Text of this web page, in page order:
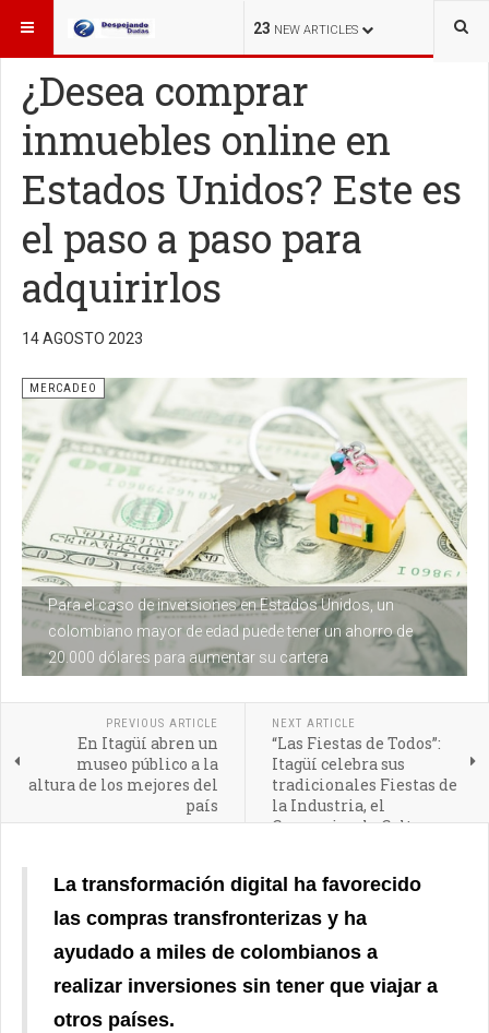
23 NEW ARTICLES
ESTÁ AQUÍ: MERCADEO
¿Desea comprar
inmuebles online en
Estados Unidos? Este es
el paso a paso para
adquirirlos
14 AGOSTO 2023
Para el caso de inversiones en Estados Unidos, un
colombiano mayor de edad puede tener un ahorro de
20.000 dólares para aumentar su cartera
MERCADEO
PREVIOUS ARTICLE
En Itagüí abren un
museo público a la
altura de los mejores del
país
NEXT ARTICLE
“Las Fiestas de Todos”:
Itagüí celebra sus
tradicionales Fiestas de
la Industria, el
Comercio y la Cultura
La transformación digital ha favorecido
las compras transfronterizas y ha
ayudado a miles de colombianos a
realizar inversiones sin tener que viajar a
otros países.